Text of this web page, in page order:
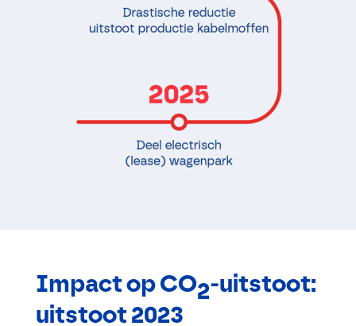
Impact op CO2-uitstoot:
uitstoot 2023